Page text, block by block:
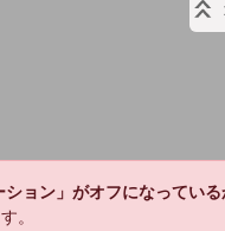
ョン」がオフになっている
。